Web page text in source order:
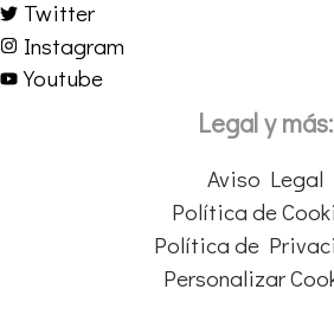
Twitter
Instagram
Youtube
Legal y más:
Aviso Legal
Política de
Política de
Personalizar